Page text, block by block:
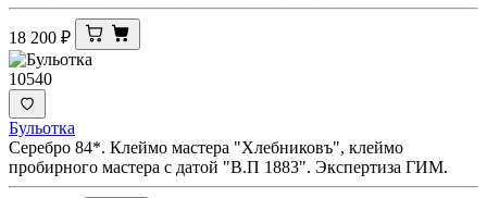
18 200 ₽
10540
Бульотка
Серебро 84*. Клеймо мастера "Хлебниковъ", клеймо
пробирного мастера с датой "В.П 1883". Экспертиза ГИМ.